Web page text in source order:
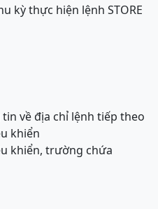
kỳ thực hiện lệnh STORE
về địa chỉ lệnh tiếp theo
khiển
khiển, trường chứa